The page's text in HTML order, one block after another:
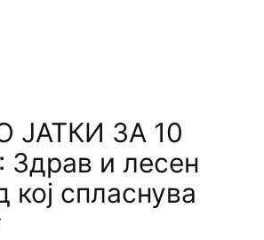
ЈАТКИ ЗА 10
и лесен
кој спласнува